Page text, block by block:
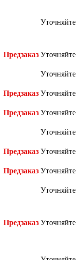
Уточняйте
Предзаказ Уточняйте
Уточняйте
Предзаказ Уточняйте
Предзаказ Уточняйте
Уточняйте
Предзаказ Уточняйте
Предзаказ Уточняйте
Уточняйте
Предзаказ Уточняйте